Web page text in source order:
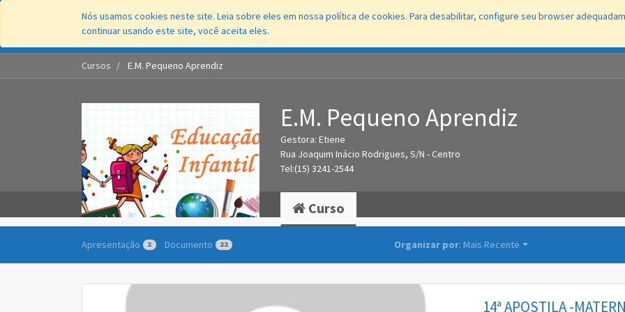
Nós usamos cookies neste site. Leia sobre eles em nossa política de cookies. Para desabilitar, configure seu browser
continuar usando este site, você aceita eles.
Cursos E.M. Pequeno Aprendiz
E.M. Pequeno Aprendiz
Gestora: Etiene
Rua Joaquim Inácio Rodrigues, S/N - Centro
Tel:(15) 3241-2544
Compartilhar
Curso
Apresentação 2 Documento 22 Organizar por: Mais Recente
14ª APOSTILA -